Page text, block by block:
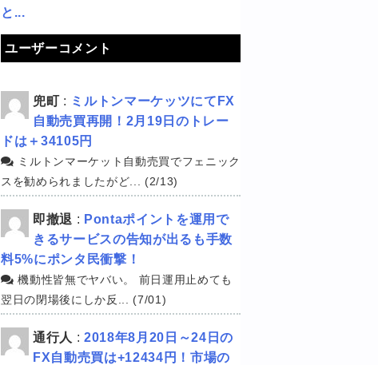
と...
ユーザーコメント
兜町 : ミルトンマーケッツにてFX
自動売買再開！2月19日のトレー
ドは＋34105円
ミルトンマーケット自動売買でフェニック
スを勧められましたがど... (2/13)
即撤退 : Pontaポイントを運用で
きるサービスの告知が出るも手数
料5%にポンタ民衝撃！
機動性皆無でヤバい。 前日運用止めても
翌日の閉場後にしか反... (7/01)
通行人 : 2018年8月20日～24日の
FX自動売買は+12434円！市場の